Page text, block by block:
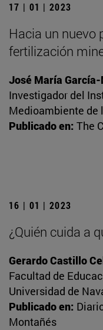
17 | 01 | 2023
Hacia un nuevo
fertilización
José María
Investigador del
Medioambiente de
Publicado en: The
16 | 01 | 2023
¿Quién cuida a
Gerardo Castillo
Facultad de
Universidad de
Publicado en:
Montañés